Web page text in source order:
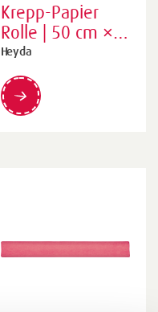
Krepp-Papier
Rolle | 50 cm ×
250 cm, 32
g/m²,
zitronengelb
Heyda